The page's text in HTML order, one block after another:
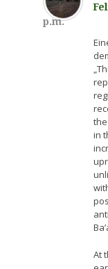
p.m.
in
At